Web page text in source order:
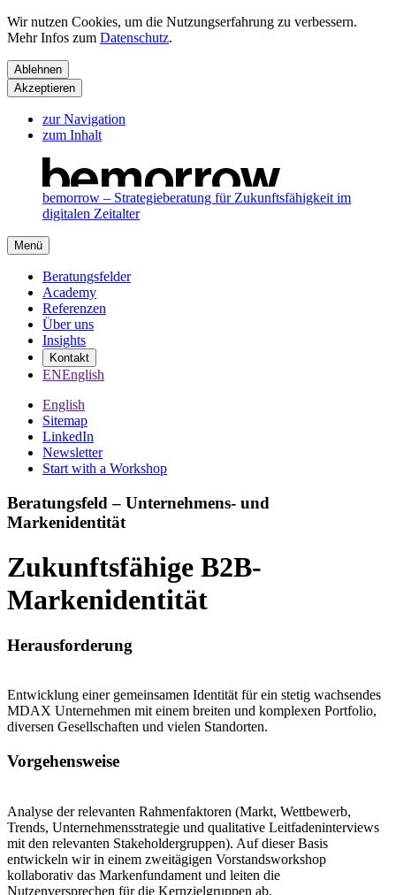
Wir nutzen Cookies, um die Nutzungserfahrung zu verbessern.
Mehr Infos zum Datenschutz.
Ablehnen
Akzeptieren
zur Navigation
zum Inhalt
bemorrow – Strategieberatung für Zukunftsfähigkeit im
digitalen Zeitalter
Menü
Beratungsfelder
Academy
Referenzen
Über uns
Insights
Kontakt
ENEnglish
English
Sitemap
LinkedIn
Newsletter
Start with a Workshop
Beratungsfeld – Unternehmens- und
Markenidentität
Zukunftsfähige B2B-
Markenidentität
Herausforderung
Entwicklung einer gemeinsamen Identität für ein stetig wachsen­des
MDAX Unternehmen mit einem breiten und komplexen Portfolio,
diversen Gesellschaften und vielen Standorten.
Vorgehensweise
Analyse der relevanten Rahmen­faktoren (Markt, Wettbewerb,
Trends, Unternehmensstrategie und qualitative Leitfaden­interviews
mit den relevanten Stakeholdergruppen). Auf dieser Basis
entwickeln wir in einem zweitägigen Vorstandsworkshop
kollaborativ das Marken­fundament und leiten die
Nutzenversprechen für die Kernzielgruppen ab.